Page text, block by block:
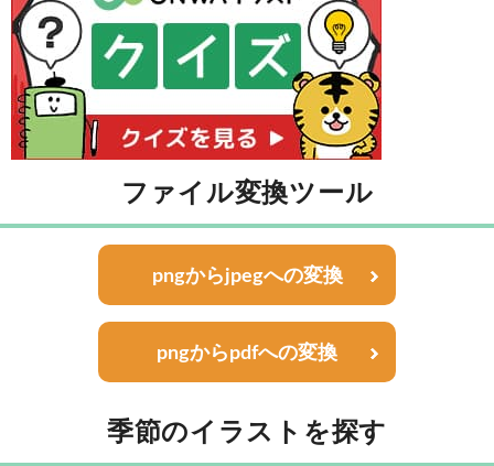
ファイル変換ツール
pngからjpegへの変換
pngからpdfへの変換
季節のイラストを探す